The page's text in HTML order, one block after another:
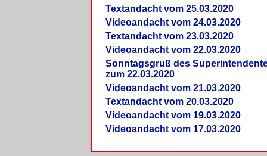
Textandacht vom 25.03.2020
Videoandacht vom 24.03.2020
Textandacht vom 23.03.2020
Videoandacht vom 22.03.2020
Sonntagsgruß des
zum 22.03.2020
Videoandacht vom 21.03.2020
Textandacht vom 20.03.2020
Videoandacht vom 19.03.2020
Videoandacht vom 17.03.2020